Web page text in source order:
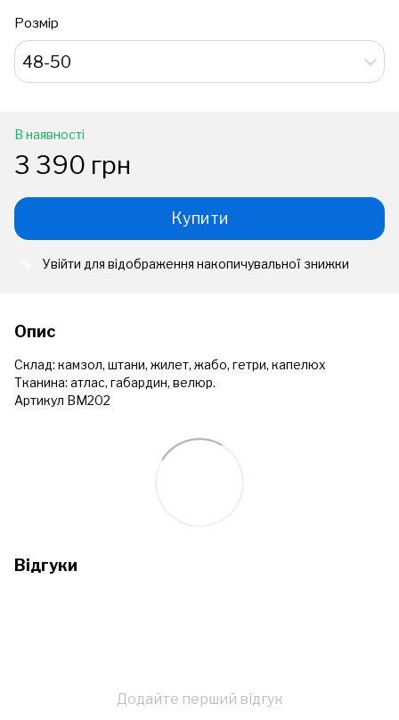
Розмір
48-50
В наявності
3 390 грн
Купити
Увійти для відображення накопичувальної знижки
Опис
Склад: камзол, штани, жилет, жабо, гетри, капелюх
Тканина: атлас, габардин, велюр.
Артикул ВМ202
Відгуки
Додайте перший відгук